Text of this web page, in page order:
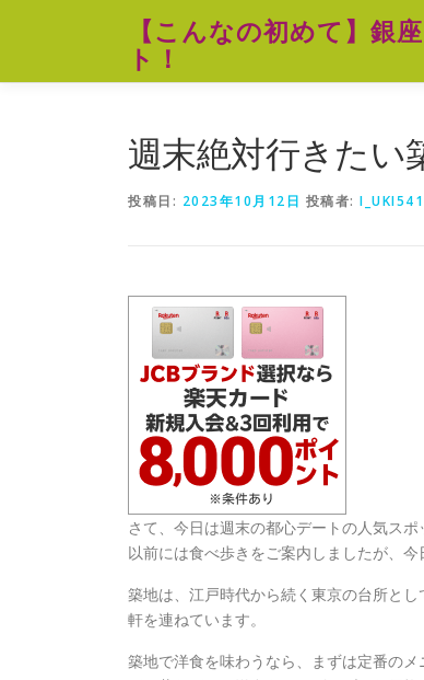
ン
【こんなの初めて】銀
ト！
週末絶対行きたい
投稿日: 2023年10月12日 投稿者:
さて、今日は週末の都心デートの人気スポ
以前には食べ歩きをご案内しましたが、今
築地は、江戸時代から続く東京の台所と
軒を連ねています。
築地で洋食を味わうなら、まずは定番の